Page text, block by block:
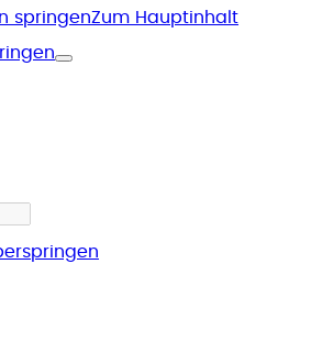
springenZum Hauptinhalt